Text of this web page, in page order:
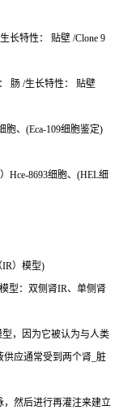
长特性： 贴壁 /Clone 9
肠 /生长特性： 贴壁
胞、(Eca-109细胞鉴定)
Hce-8693细胞、(HEL细
IR）模型)
型：双侧肾IR、单侧肾
，因为它被认为与人类
应通常受到两个肾_脏
，然后进行再灌注来建立